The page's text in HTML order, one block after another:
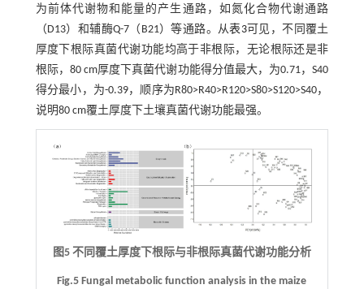
为前体代谢物和能量的产生通路，如氮化合物代谢通路
（D13）和辅酶Q-7（B21）等通路。从表3可见，不同覆土
厚度下根际真菌代谢功能均高于非根际，无论根际还是非
根际，80 cm厚度下真菌代谢功能得分值最大，为0.71，S40
得分最小，为-0.39，顺序为R80>R40>R120>S80>S120>S40，
说明80 cm覆土厚度下土壤真菌代谢功能最强。
图5 不同覆土厚度下根际与非根际真菌代谢功能分析
Fig.5 Fungal metabolic function analysis in the maize